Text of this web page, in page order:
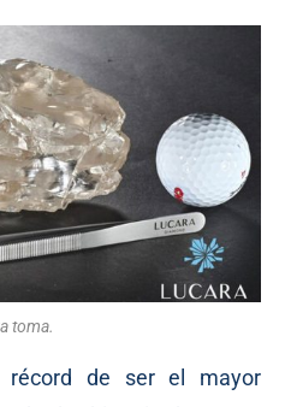
toma.
récord de ser el mayor